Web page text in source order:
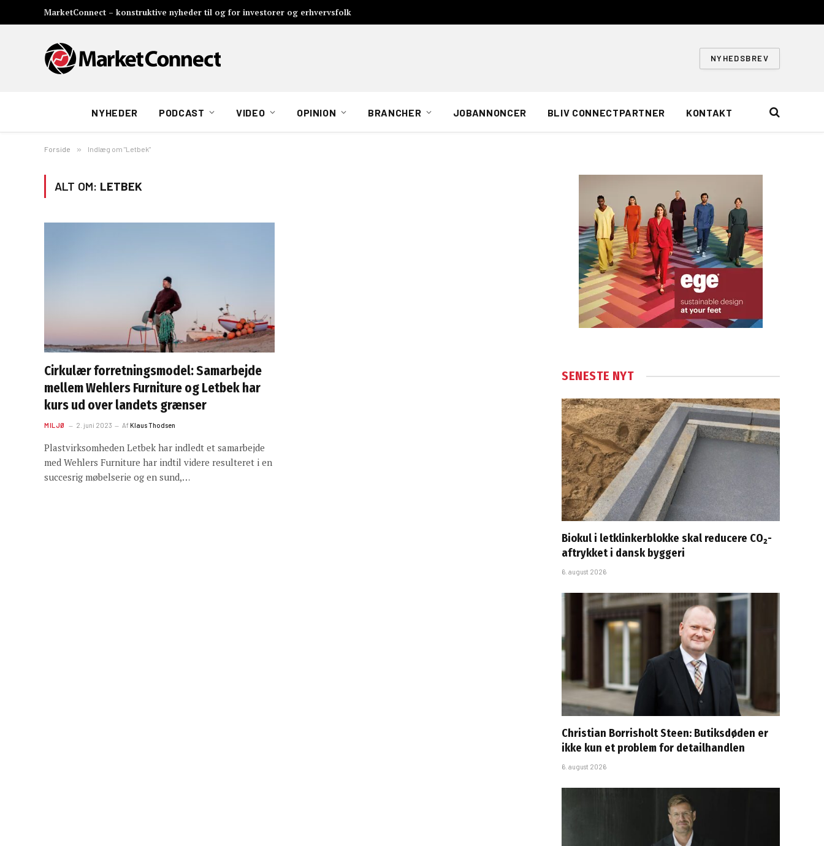
MarketConnect – konstruktive nyheder til og for investorer og erhvervsfolk
NYHEDSBREV
NYHEDER PODCAST VIDEO OPINION BRANCHER JOBANNONCER BLIV CONNECTPARTNER KONTAKT
Forside » Indlæg om "Letbek"
ALT OM: LETBEK
Cirkulær forretningsmodel: Samarbejde
mellem Wehlers Furniture og Letbek har
kurs ud over landets grænser
MILJØ 2. juni 2023 AfKlaus Thodsen
Plastvirksomheden Letbek har indledt et samarbejde
med Wehlers Furniture har indtil videre resulteret i en
succesrig møbelserie og en sund,…
SENESTE NYT
Biokul i letklinkerblokke skal reducere CO₂-
aftrykket i dansk byggeri
6. august 2026
Christian Borrisholt Steen: Butiksdøden er
ikke kun et problem for detailhandlen
6. august 2026